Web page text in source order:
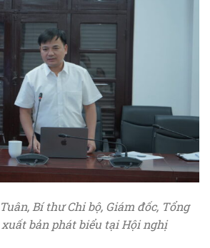
Bí thư Chi bộ, Giám đốc, Tổng
xuất bản phát biểu tại Hội nghị